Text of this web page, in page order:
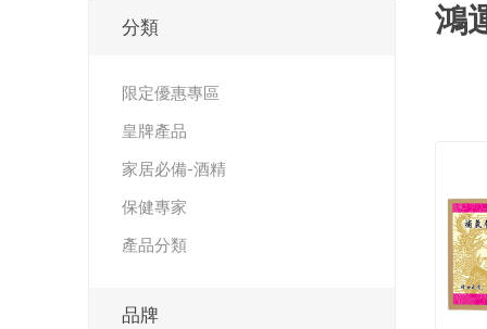
鴻
分類
限定優惠專區
皇牌產品
家居必備-酒精
保健專家
產品分類
品牌